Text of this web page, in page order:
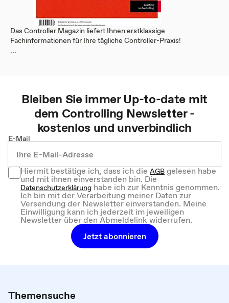
Das Controller Magazin liefert Ihnen erstklassige
Fachinformationen für Ihre tägliche Controller-Praxis!
...
Bleiben Sie immer Up-to-date mit
dem Controlling Newsletter -
kostenlos und unverbindlich
E-Mail
Hiermit bestätige ich, dass ich dieAGBgelesen habe
und mit ihnen einverstanden bin. Die
Datenschutzerklärung habe ich zur Kenntnis genommen.
Ich bin mit der Verarbeitung meiner Daten zur
Versendung der Newsletter einverstanden. Meine
Einwilligung kann ich jederzeit im jeweiligen
Newsletter über den Abmeldelink widerrufen.
Jetzt abonnieren
Themensuche